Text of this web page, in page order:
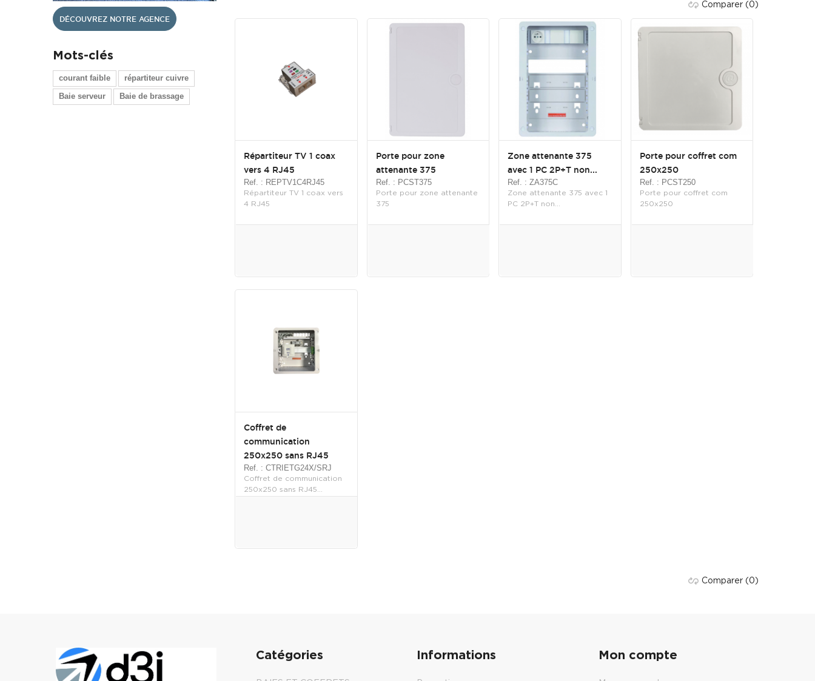
DÉCOUVREZ NOTRE AGENCE
Mots-clés
courant faible
répartiteur cuivre
Baie serveur
Baie de brassage
Comparer (0)
Répartiteur TV 1 coax
vers 4 RJ45
Ref. : REPTV1C4RJ45
Répartiteur TV 1 coax vers
4 RJ45
Porte pour zone
attenante 375
Ref. : PCST375
Porte pour zone attenante
375
Zone attenante 375
avec 1 PC 2P+T non...
Ref. : ZA375C
Zone attenante 375 avec 1
PC 2P+T non...
Porte pour coffret com
250x250
Ref. : PCST250
Porte pour coffret com
250x250
Coffret de
communication
250x250 sans RJ45
Ref. : CTRIETG24X/SRJ
Coffret de communication
250x250 sans RJ45...
Comparer (0)
Catégories Informations Mon compte